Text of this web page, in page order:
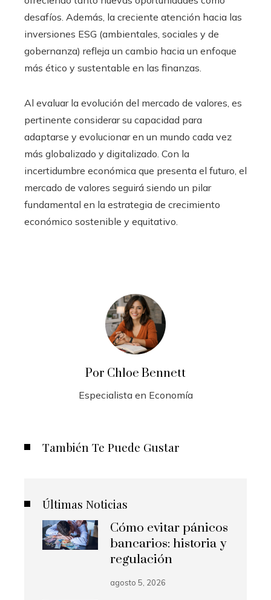
desafíos. Además, la creciente atención hacia las
inversiones ESG (ambientales, sociales y de
gobernanza) refleja un cambio hacia un enfoque
más ético y sustentable en las finanzas.
Al evaluar la evolución del mercado de valores, es
pertinente considerar su capacidad para
adaptarse y evolucionar en un mundo cada vez
más globalizado y digitalizado. Con la
incertidumbre económica que presenta el futuro, el
mercado de valores seguirá siendo un pilar
fundamental en la estrategia de crecimiento
económico sostenible y equitativo.
Por Chloe Bennett
Especialista en Economía
También Te Puede Gustar
Últimas Noticias
Cómo evitar pánicos
bancarios: historia y
regulación
agosto 5, 2026